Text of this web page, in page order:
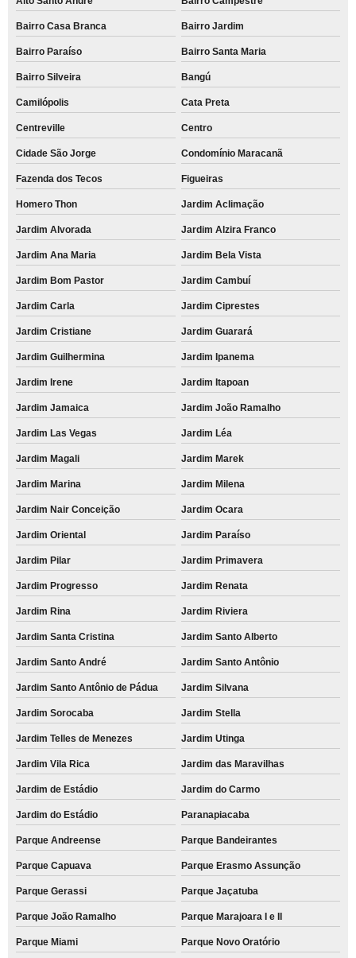
Bairro Casa Branca Bairro Jardim
Bairro Paraíso Bairro Santa Maria
Bairro Silveira Bangú
Camilópolis Cata Preta
Centreville Centro
Cidade São Jorge Condomínio Maracanã
Fazenda dos Tecos Figueiras
Homero Thon Jardim Aclimação
Jardim Alvorada Jardim Alzira Franco
Jardim Ana Maria Jardim Bela Vista
Jardim Bom Pastor Jardim Cambuí
Jardim Carla Jardim Ciprestes
Jardim Cristiane Jardim Guarará
Jardim Guilhermina Jardim Ipanema
Jardim Irene Jardim Itapoan
Jardim Jamaica Jardim João Ramalho
Jardim Las Vegas Jardim Léa
Jardim Magali Jardim Marek
Jardim Marina Jardim Milena
Jardim Nair Conceição Jardim Ocara
Jardim Oriental Jardim Paraíso
Jardim Pilar Jardim Primavera
Jardim Progresso Jardim Renata
Jardim Rina Jardim Riviera
Jardim Santa Cristina Jardim Santo Alberto
Jardim Santo André Jardim Santo Antônio
Jardim Santo Antônio de Pádua Jardim Silvana
Jardim Sorocaba Jardim Stella
Jardim Telles de Menezes Jardim Utinga
Jardim Vila Rica Jardim das Maravilhas
Jardim de Estádio Jardim do Carmo
Jardim do Estádio Paranapiacaba
Parque Andreense Parque Bandeirantes
Parque Capuava Parque Erasmo Assunção
Parque Gerassi Parque Jaçatuba
Parque João Ramalho Parque Marajoara I e II
Parque Miami Parque Novo Oratório